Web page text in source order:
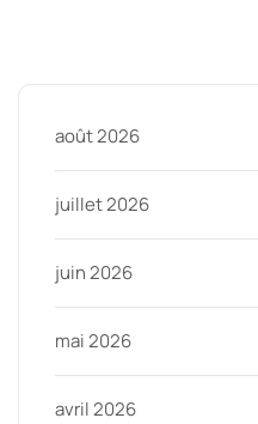
août 2026
juillet 2026
juin 2026
mai 2026
avril 2026